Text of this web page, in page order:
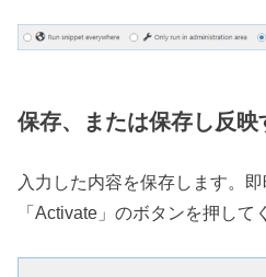
保存、または保存し反映
入力した内容を保存します。
「Activate」のボタンを押して